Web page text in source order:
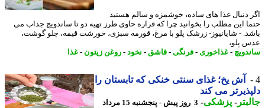
دنبال غذا های ساده، خوشمزه و سالم هستید
این مطلب را بخوانید چرا که قراره حاوی طرز تهیه دو تا ساندویچ جذاب می
- شایانیوز- زرشک پلو با مرغ، قورمه سبزی، خورشت قیمه، چلو گوشت،
پلو،
-غذاخوری- فرنگی -قاشق-نخود -روغن زیتون -غذا
آش یخ؛ غذای سنتی خنکی که تابستان را
می کند
-پزشکی-
3 روز پیش - پنجشنبه 15 مرداد